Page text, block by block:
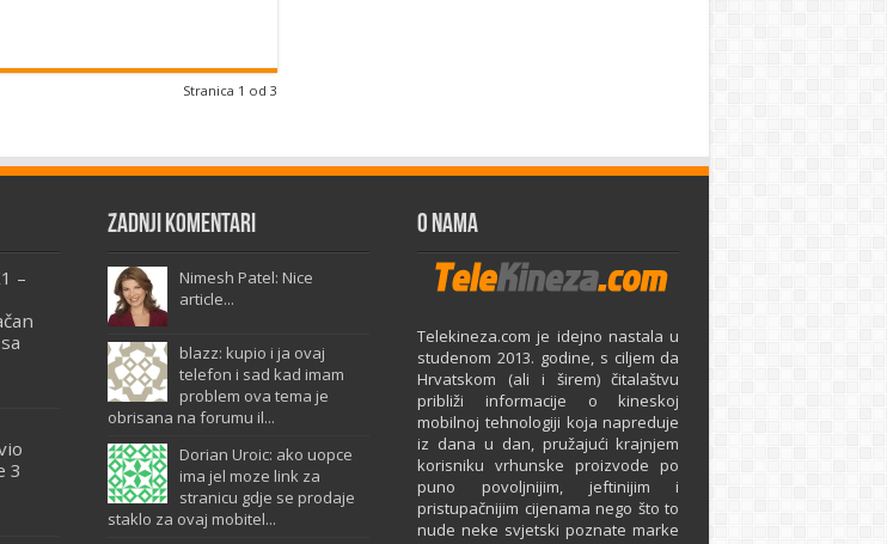
Stranica 1 od 3
–
3
Zadnji komentari
Nimesh Patel: Nice
article...
blazz: kupio i ja ovaj
telefon i sad kad imam
problem ova tema je
obrisana na forumu il...
Dorian Uroic: ako uopce
ima jel moze link za
stranicu gdje se prodaje
staklo za ovaj mobitel...
O Nama
Telekineza.com je idejno nastala u
studenom 2013. godine, s ciljem da
Hrvatskom (ali i širem) čitalaštvu
približi informacije o kineskoj
mobilnoj tehnologiji koja napreduje
iz dana u dan, pružajući krajnjem
korisniku vrhunske proizvode po
puno povoljnijim, jeftinijim i
pristupačnijim cijenama nego što to
nude neke svjetski poznate marke